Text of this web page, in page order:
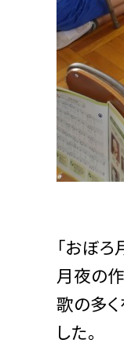
「おぼ
月夜の
歌の多
した。